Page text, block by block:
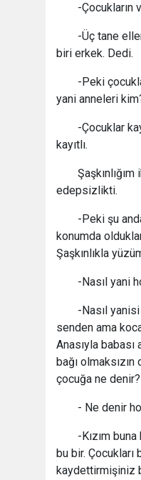
-Çocukların
-Üç tane
biri erkek. Dedi.
-Peki
yani anneleri
-Çocuklar
kayıtlı.
edepsizlikti.
-Peki şu
konumda
Şaşkınlıkla
-Nasıl yani
-Nasıl
senden ama
Anasıyla
bağı
çocuğa ne denir?
- Ne denir
-Kızım
bu bir.
kaydettirmişiniz